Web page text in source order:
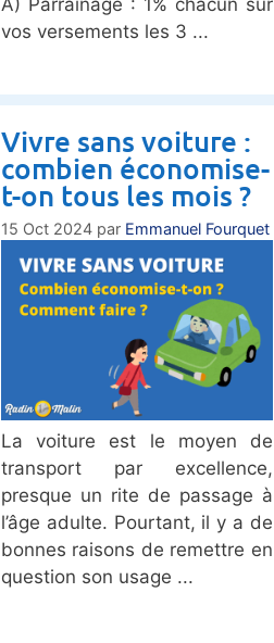
A) Parrainage : 1% chacun sur
vos versements les 3
Vivre sans voiture :
combien économise-
t-on tous les mois ?
15 Oct 2024 par Emmanuel Fourquet
La voiture est le moyen de
transport par excellence,
presque un rite de passage à
l’âge adulte. Pourtant, il y a de
bonnes raisons de remettre en
question son usage